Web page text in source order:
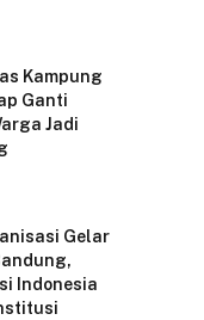
Kampung
Ganti
Jadi
Gelar
Indonesia